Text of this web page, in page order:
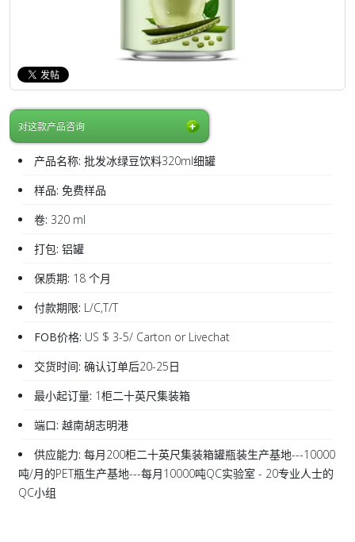
对这款产品咨询
产品名称: 批发冰绿豆饮料320ml细罐
样品: 免费样品
卷: 320 ml
打包: 铝罐
保质期: 18 个月
付款期限: L/C,T/T
FOB价格: US $ 3-5/ Carton or Livechat
交货时间: 确认订单后20-25日
最小起订量: 1柜二十英尺集装箱
端口: 越南胡志明港
供应能力: 每月200柜二十英尺集装箱罐瓶装生产基地---10000
吨/月的PET瓶生产基地---每月10000吨QC实验室 - 20专业人士的
QC小组